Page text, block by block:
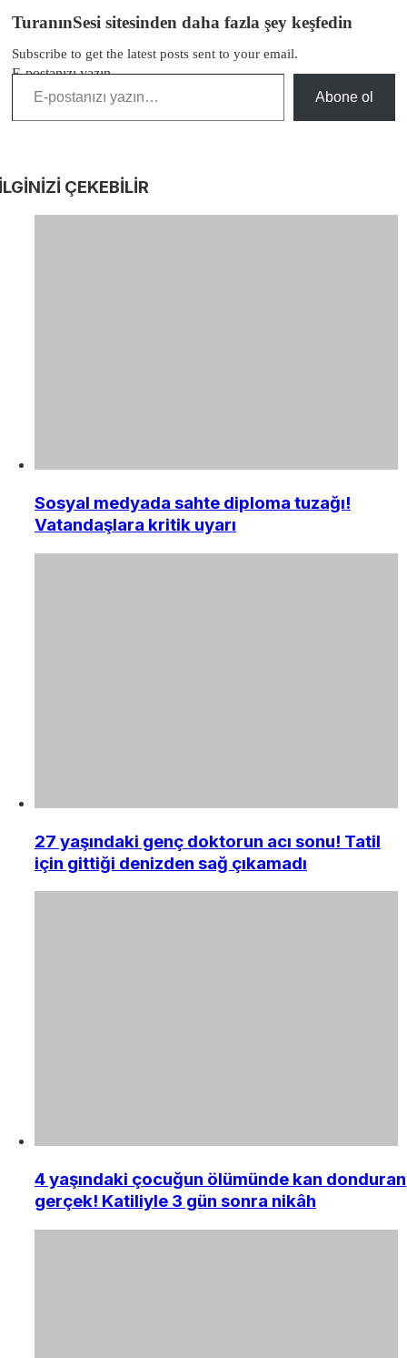
TuranınSesi sitesinden daha fazla şey keşfedin
Subscribe to get the latest posts sent to your email.
E-postanızı yazın…
Abone ol
ÇEKEBİLİR
Sosyal medyada sahte diploma tuzağı!
Vatandaşlara kritik uyarı
27 yaşındaki genç doktorun acı sonu! Tatil
için gittiği denizden sağ çıkamadı
4 yaşındaki çocuğun ölümünde kan donduran
gerçek! Katiliyle 3 gün sonra nikâh